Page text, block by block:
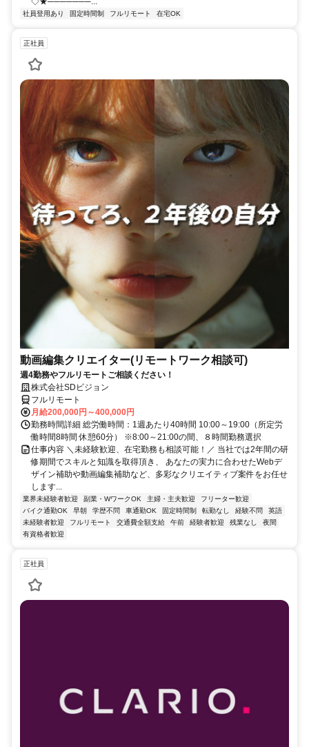
社員登用あり 固定時間制 フルリモート 在宅OK
正社員
動画編集クリエイター(リモートワーク相談可)
週4勤務やフルリモートご相談ください！
株式会社SDビジョン
フルリモート
月給200,000円～400,000円
勤務時間詳細 総労働時間：1週あたり40時間 10:00～19:00（所定労
働時間8時間 休憩60分） ※8:00～21:00の間、８時間勤務選択
仕事内容 ＼未経験歓迎、在宅勤務も相談可能！／ 当社では2年間の研
修期間でスキルと知識を取得頂き、 あなたの実力に合わせたWebデ
ザイン補助や動画編集補助など、多彩なクリエイティブ案件をお任せ
します...
業界未経験者歓迎 副業・WワークOK 主婦・主夫歓迎
フリーター歓迎
バイク通勤OK
早朝 学歴不問 車通勤OK 固定時間制 転勤なし 経験不問
英語
未経験者歓迎
フルリモート 交通費全額支給 午前 経験者歓迎 残業なし
夜間
有資格者歓迎
正社員